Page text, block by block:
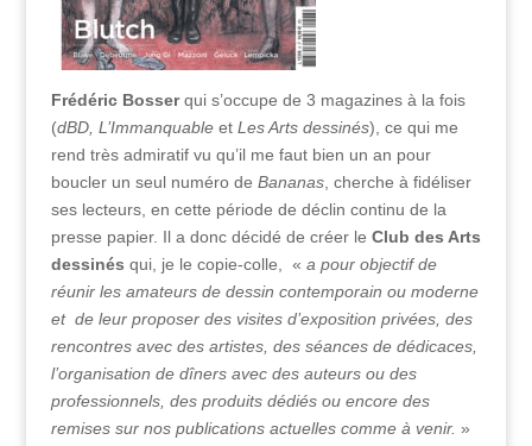
Frédéric Bosserqui s’occupe de 3 magazines à la fois
(dBD, L’Immanquable etLes Arts dessinés), ce qui me
rend très admiratif vu qu’il me faut bien un an pour
boucler un seul numéro de Bananas, cherche à fidéliser
ses lecteurs, en cette période de déclin continu de la
presse papier. Il a donc décidé de créer le Club des Arts
dessinés qui, je le copie-colle, « a pour objectif de
réunir les amateurs de dessin contemporain ou moderne
et de leur proposer des visites d’exposition privées, des
rencontres avec des artistes, des séances de dédicaces,
l’organisation de dîners avec des auteurs ou des
professionnels, des produits dédiés ou encore des
remises sur nos publications actuelles comme à venir. »